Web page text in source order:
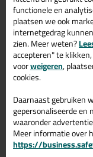
Werkt
Geschreven
Perfect
goede
Geschreven
Top spul
Geschreven
functionele en
plaatsen we ook
internetgedrag
zien. Meer weten?
accepteren" te
voorweigeren,
cookies.
Daarnaast gebruiken
gepersonaliseerde
waaronder
Meer informatie over
https://